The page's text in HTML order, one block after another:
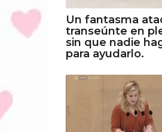
Un fantasma
transeúnte en
sin que nadie
para ayudarlo.